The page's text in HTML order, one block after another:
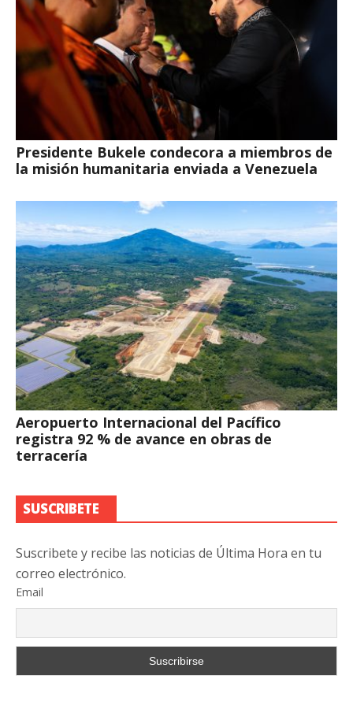
Presidente Bukele condecora a miembros de
la misión humanitaria enviada a Venezuela
Aeropuerto Internacional del Pacífico
registra 92 % de avance en obras de
terracería
SUSCRIBETE
Suscribete y recibe las noticias de Última Hora en tu
correo electrónico.
Email